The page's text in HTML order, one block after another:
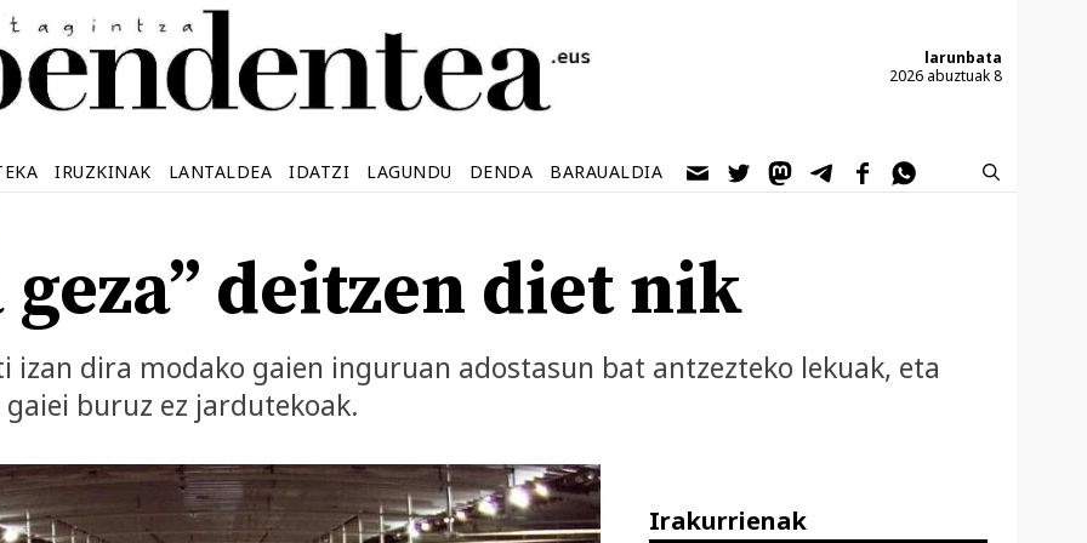
larunbata
2026 abuztuak 8
IRUZKINAK LANTALDEA IDATZI LAGUNDU DENDA BARAUALDIA
geza” deitzen diet nik
izan dira modako gaien inguruan adostasun bat antzezteko lekuak, eta
buruz ez jardutekoak.
Irakurrienak